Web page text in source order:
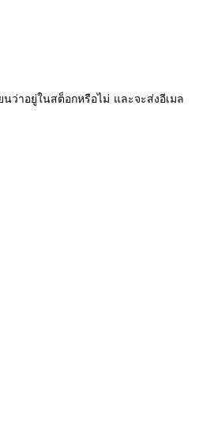
ว่าอยู่ในสต็อกหรือไม่ และจะส่งอีเมล